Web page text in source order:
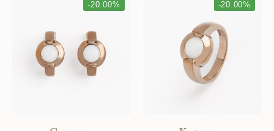
-20.00% -20.00%